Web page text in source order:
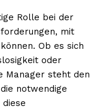
Rolle bei der
mit
Ob es sich
oder
Manager steht den
notwendige